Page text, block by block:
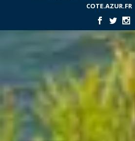
COTE.AZUR.FR